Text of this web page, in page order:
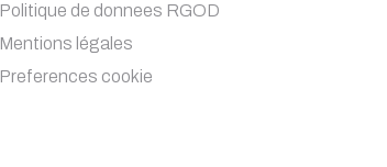
Politique de donnees RGOD
Mentions légales
Preferences cookie